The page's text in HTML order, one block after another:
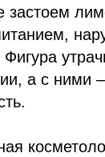
застоем
а с ними